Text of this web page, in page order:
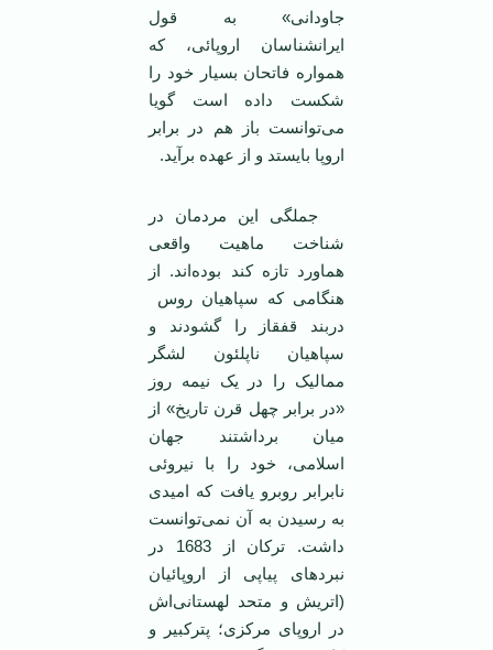
جاودانی» به قول
ايرانشناسان اروپائی، که
همواره فاتحان بسيار خود را
شکست داده است گويا
می‌توانست باز هم در برابر
اروپا بايستد و از عهده برآيد.
جملگی اين مردمان در
شناخت ماهيت واقعی
هماورد تازه کند بوده‌اند. از
هنگامی که سپاهيان روس
دربند قفقاز را گشودند و
سپاهيان ناپلئون لشگر
مماليک را در يک نيمه روز
«در برابر چهل قرن تاريخ» از
ميان برداشتند جهان
اسلامی، خود را با نيروئی
نابرابر روبرو يافت که اميدی
به رسيدن به آن نمی‌توانست
داشت. ترکان از 1683 در
نبردهای پياپی از اروپائيان
(اتريش و متحد لهستانی‌اش
در اروپای مرکزی؛ پترکبير و